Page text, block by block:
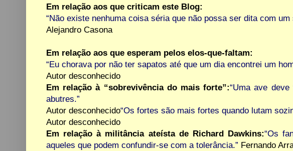
Em relação aos que criticam este Blog:
“Não existe nenhuma coisa séria que não possa ser dita com um
Alejandro Casona
Em relação aos que esperam pelos elos-que-faltam:
“Eu chorava por não ter sapatos até que um dia encontrei um
Autor desconhecido
Em relação à “sobrevivência do mais forte”:“Uma ave
abutres.”
Autor desconhecido“Os fortes são mais fortes quando lutam
Autor desconhecido
Em relação à militância ateísta de Richard Dawkins:“Os
aqueles que podem confundir-se com a tolerância.” Fernando